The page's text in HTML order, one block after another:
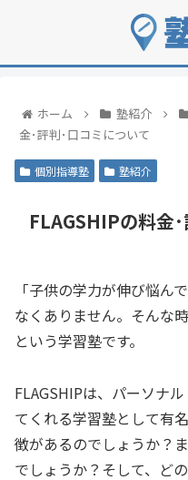
ホーム 塾紹介
金･評判･口コミについて
個別指導塾 塾紹介
FLAGSHIPの料金
「子供の学力が伸び悩
なくありません。そんな
という学習塾です。
FLAGSHIPは、パーソナ
てくれる学習塾として有
徴があるのでしょうか？
でしょうか？そして、ど